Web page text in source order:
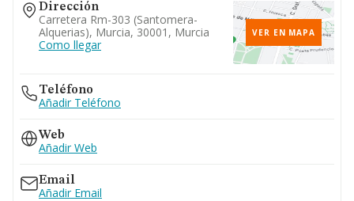
Dirección
Carretera Rm-303 (santomera-
Alquerias), Murcia, 30001, Murcia
Como llegar
VER EN MAPA
Teléfono
Añadir Teléfono
Web
Añadir Web
Email
Añadir Email